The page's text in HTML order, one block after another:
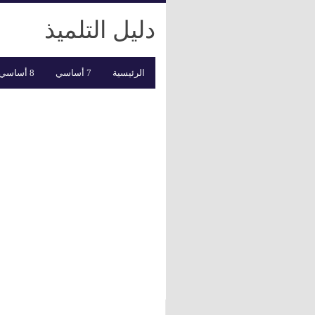
دليل التلميذ
الرئيسية 7 أساسي 8 أساسي